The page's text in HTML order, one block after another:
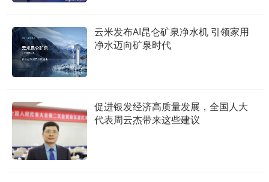
云米发布AI昆仑矿泉净水机 引领家用
净水迈向矿泉时代
促进银发经济高质量发展，全国人大
代表周云杰带来这些建议